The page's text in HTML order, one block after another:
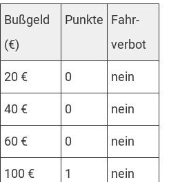
Buß­geld
(€)
Punkte
Fahr­
verbot
20 € 0 nein
40 € 0 nein
60 € 0 nein
100 € 1 nein